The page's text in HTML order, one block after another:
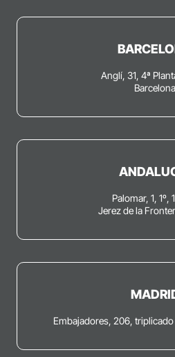
Anglí, 31, 4ª
Barcelona
Palomar, 1, 1º,
Jerez de la
Embajadores, 206,